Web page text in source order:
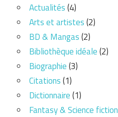
Actualités(4)
Arts et artistes(2)
BD & Mangas(2)
Bibliothèque idéale(2)
Biographie(3)
Citations(1)
Dictionnaire(1)
Fantasy & Science fiction